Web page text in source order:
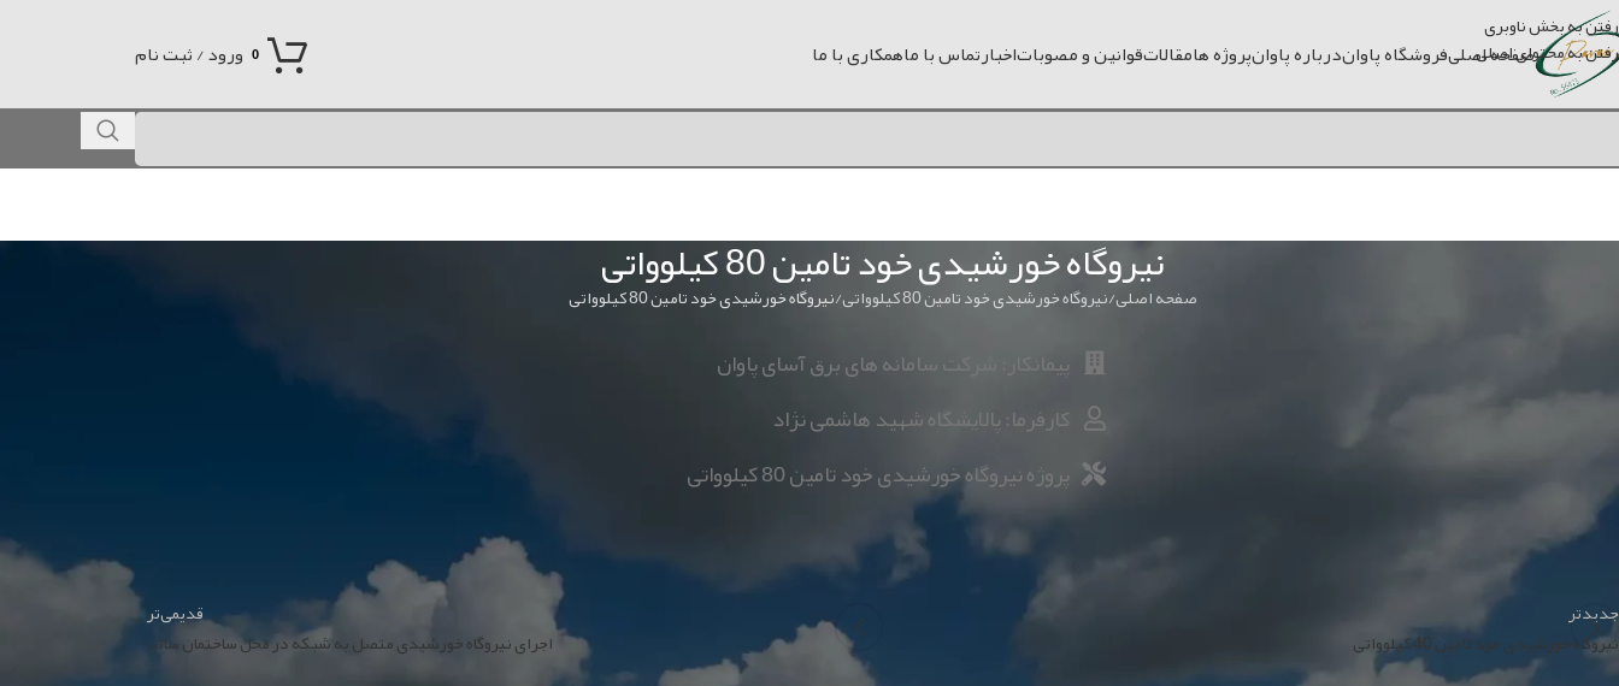
رفتن به بخش ناوبری
رفتن به محتوای اصلی
صفحه اصلیفروشگاه پاواندرباره پاوانپروژه هامقالاتقوانین و مصوباتاخبارتماس با ماهمکاری با ما 0 ورود / ثبت نام
نیروگاه خورشیدی خود تامین 80 کیلوواتی
صفحه اصلی نیروگاه خورشیدی خود تامین 80 کیلوواتی نیروگاه خورشیدی خود تامین 80 کیلوواتی
پیمانکار: شرکت سامانه های برق آسای پاوان
کارفرما: پالایشگاه شهید هاشمی نژاد
پروژه نیروگاه خورشیدی خود تامین 80 کیلوواتی
جدیدتر
نیروگاه خورشیدی خود تامین 40 کیلوواتی
قدیمی‌تر
اجرای نیروگاه خورشیدی متصل به شبکه در محل ساختمان ساتبا